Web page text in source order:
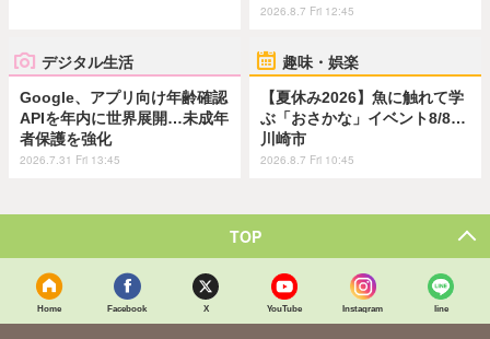
2026.8.7 Fri 12:45
デジタル生活
Google、アプリ向け年齢確認
APIを年内に世界展開…未成年
者保護を強化
2026.7.31 Fri 13:45
趣味・娯楽
【夏休み2026】魚に触れて学
ぶ「おさかな」イベント8/8…
川崎市
2026.8.7 Fri 10:45
TOP
Home Facebook X YouTube Instagram line